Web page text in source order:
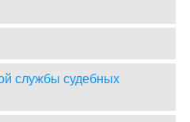
службы судебных